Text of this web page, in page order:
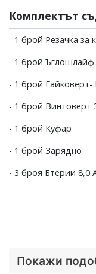
Комплектът
- 1 брой Резачка за
- 1 брой Ъглошлайф
- 1 брой Гайковерт-
- 1 брой Винтоверт
- 1 брой Куфар
- 1 брой Зарядно
- 3 броя Бтерии 8,0
Покажи